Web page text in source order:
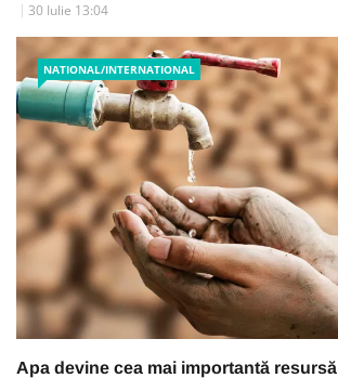
30 Iulie 13:04
NATIONAL/INTERNATIONAL
Apa devine cea mai importantă